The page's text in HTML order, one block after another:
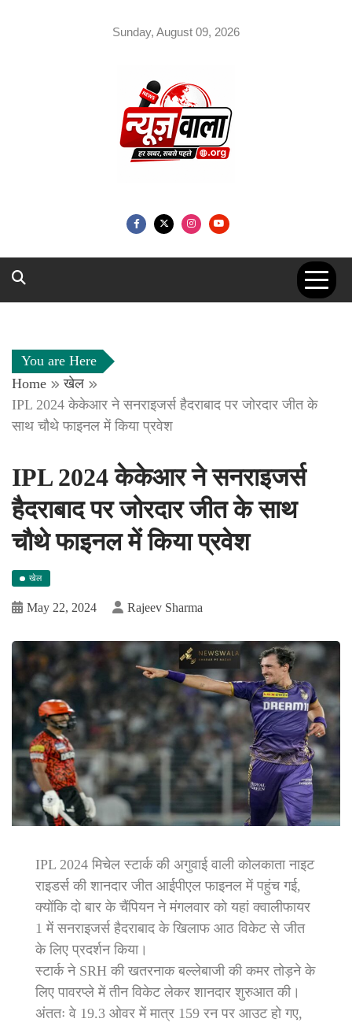
Sunday, August 09, 2026
You are Here
Home
खेल
IPL 2024 केकेआर ने सनराइजर्स हैदराबाद पर जोरदार जीत के
साथ चौथे फाइनल में किया प्रवेश
IPL 2024 केकेआर ने सनराइजर्स
हैदराबाद पर जोरदार जीत के साथ
चौथे फाइनल में किया प्रवेश
खेल
May 22, 2024 Rajeev Sharma
IPL 2024 मिचेल स्टार्क की अगुवाई वाली कोलकाता नाइट
राइडर्स की शानदार जीत आईपीएल फाइनल में पहुंच गई,
क्योंकि दो बार के चैंपियन ने मंगलवार को यहां क्वालीफायर
1 में सनराइजर्स हैदराबाद के खिलाफ आठ विकेट से जीत
के लिए प्रदर्शन किया।
स्टार्क ने SRH की खतरनाक बल्लेबाजी की कमर तोड़ने के
लिए पावरप्ले में तीन विकेट लेकर शानदार शुरुआत की।
अंततः वे 19.3 ओवर में मात्र 159 रन पर आउट हो गए,